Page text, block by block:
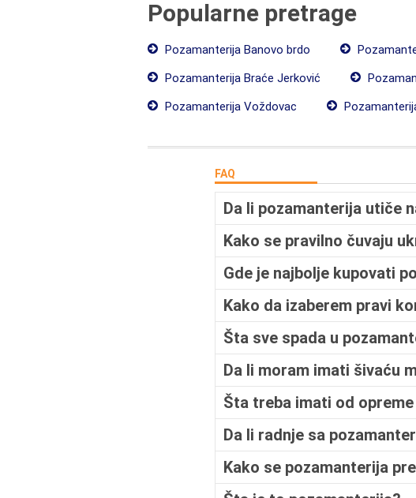
Popularne pretrage
Pozamanterija Banovo brdo
Pozamanterija Braće Jerković
Pozamanterija Voždovac
FAQ
Da li pozamanterija utiče
Kako se pravilno čuvaju
Gde je najbolje kupovati
Kako da izaberem pravi
Šta sve spada u
Da li moram imati šivaću
Šta treba imati od opreme
Da li radnje sa
Kako se pozamanterija